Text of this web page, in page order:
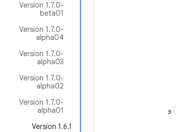
Version 1.7.0-
beta01
Version 1.7.0-
alpha04
Version 1.7.0-
alpha03
Version 1.7.0-
alpha02
Version 1.7.0-
alpha01
Version 1.6.1
و